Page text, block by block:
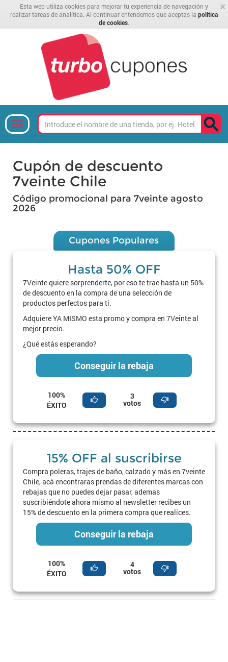
×
Esta web utiliza cookies para mejorar tu experiencia de navegación y
realizar tareas de analítica. Al continuar entendemos que aceptas la política
de cookies
Cupón de descuento
7veinte Chile
Código promocional para 7veinte agosto
2026
Cupones Populares
Hasta 50% OFF
7Veinte quiere sorprenderte, por eso te trae hasta un 50%
de descuento en la compra de una selección de
productos perfectos para ti.
Adquiere YA MISMO esta promo y compra en 7Veinte al
mejor precio.
¿Qué estás esperando?
Conseguir la rebaja
100%
ÉXITO
3
votos
15% OFF al suscribirse
Compra poleras, trajes de baño, calzado y más en 7veinte
Chile, acá encontraras prendas de diferentes marcas con
rebajas que no puedes dejar pasar, ademas
suscribiéndote ahora mismo al newsletter recibes un
15% de descuento en la primera compra que realices.
Conseguir la rebaja
100%
ÉXITO
4
votos